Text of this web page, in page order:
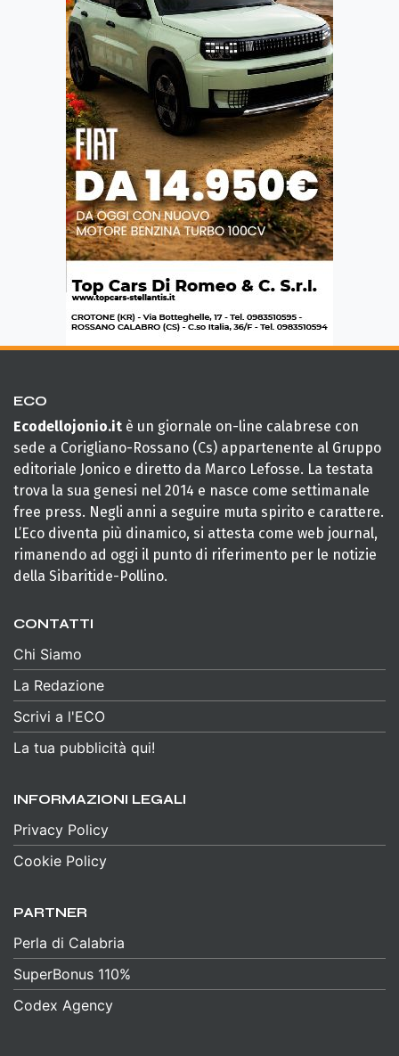
ECO
Ecodellojonio.it è un giornale on-line calabrese con
sede a Corigliano-Rossano (Cs) appartenente al Gruppo
editoriale Jonico e diretto da Marco Lefosse. La testata
trova la sua genesi nel 2014 e nasce come settimanale
free press. Negli anni a seguire muta spirito e carattere.
L’Eco diventa più dinamico, si attesta come web journal,
rimanendo ad oggi il punto di riferimento per le notizie
della Sibaritide-Pollino.
CONTATTI
Chi Siamo
La Redazione
Scrivi a l'ECO
La tua pubblicità qui!
INFORMAZIONI LEGALI
Privacy Policy
Cookie Policy
PARTNER
Perla di Calabria
SuperBonus 110%
Codex Agency